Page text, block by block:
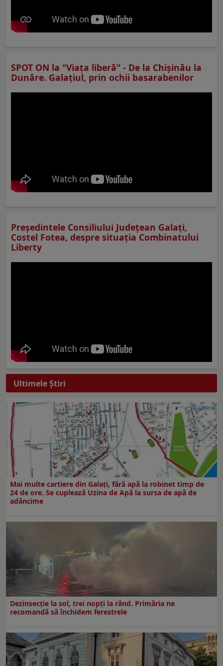
SPOT ON la "Viaţa liberă" - De la Chișinău la
Dunăre. Galațiul, prin ochii basarabenilor
Preşedintele Consiliului Judeţean Galaţi,
Costel Fotea, despre situaţia Combinatului
Liberty
Ultimele Ştiri
Mai multe cartiere din Galați, fără apă la robinet timp de
24 de ore. Se cuplează Uzina de Apă la sursa de apă de
adâncime
Dezinsecţie la sol, trei nopţi la rând. Primăria ne
recomandă să închidem ferestrele